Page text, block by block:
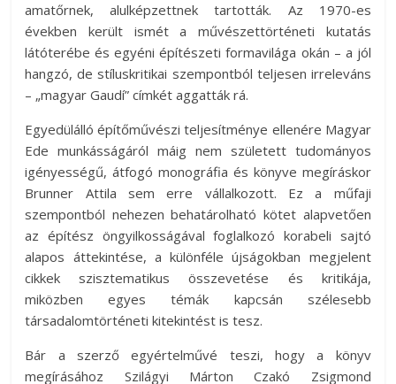
amatőrnek, alulképzettnek tartották. Az 1970-es
években került ismét a művészettörténeti kutatás
látóterébe és egyéni építészeti formavilága okán – a jól
hangzó, de stíluskritikai szempontból teljesen irreleváns
– „magyar Gaudí” címkét aggatták rá.
Egyedülálló építőművészi teljesítménye ellenére Magyar
Ede munkásságáról máig nem született tudományos
igényességű, átfogó monográfia és könyve megíráskor
Brunner Attila sem erre vállalkozott. Ez a műfaji
szempontból nehezen behatárolható kötet alapvetően
az építész öngyilkosságával foglalkozó korabeli sajtó
alapos áttekintése, a különféle újságokban megjelent
cikkek szisztematikus összevetése és kritikája,
miközben egyes témák kapcsán szélesebb
társadalomtörténeti kitekintést is tesz.
Bár a szerző egyértelművé teszi, hogy a könyv
megírásához Szilágyi Márton Czakó Zsigmond